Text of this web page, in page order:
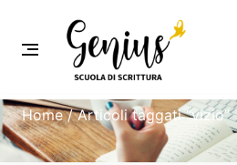
Home/ Articoli taggati “vizio”